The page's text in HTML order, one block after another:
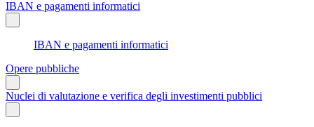
IBAN e pagamenti informatici
IBAN e pagamenti informatici
Opere pubbliche
Nuclei di valutazione e verifica degli investimenti pubblici